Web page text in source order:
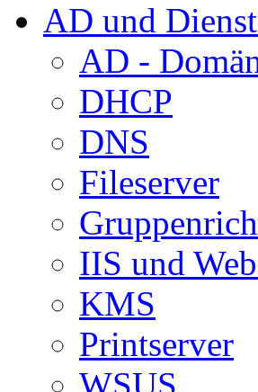
AD und
AD -
DHCP
DNS
Fileserver
IIS und
KMS
Printserver